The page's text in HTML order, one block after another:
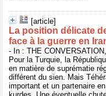
[article]
La position délicate
face à la guerre en
- In : THE
Pour la Turquie, la
en matière de suprématie
différent du sien. Mais
important et un partenaire